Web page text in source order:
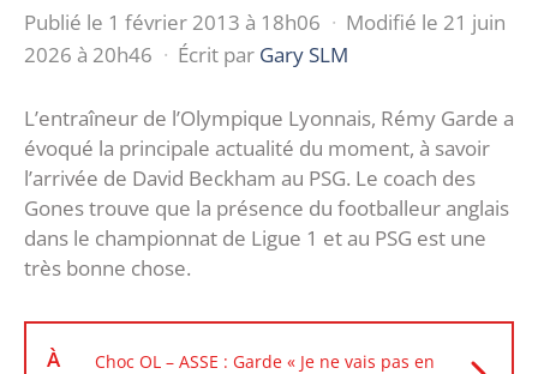
Publié le 1 février 2013 à 18h06 · Modifié le 21 juin
2026 à 20h46 · Écrit par Gary SLM
L’entraîneur de l’Olympique Lyonnais, Rémy Garde a
évoqué la principale actualité du moment, à savoir
l’arrivée de David Beckham au PSG. Le coach des
Gones trouve que la présence du footballeur anglais
dans le championnat de Ligue 1 et au PSG est une
très bonne chose.
À
Choc OL – ASSE : Garde « Je ne vais pas en